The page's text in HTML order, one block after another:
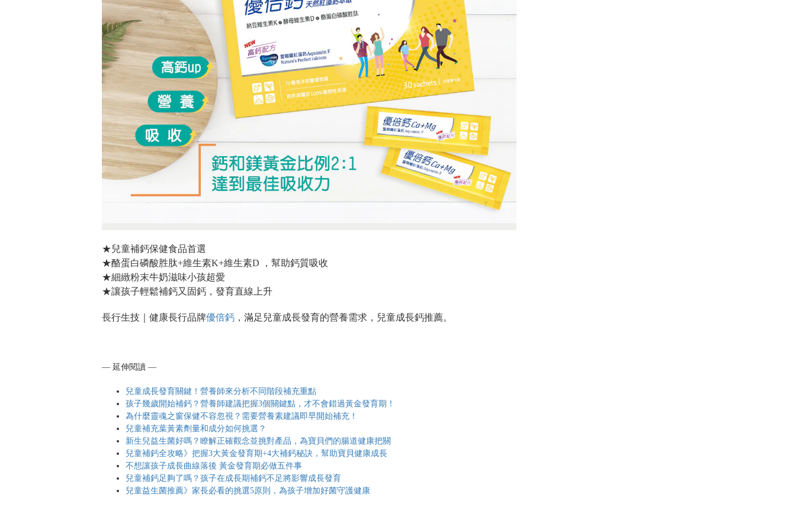
★兒童補鈣保健食品首選
★酪蛋白磷酸胜肽+維生素K+維生素D ，幫助鈣質吸收
★細緻粉末牛奶滋味小孩超愛
★讓孩子輕鬆補鈣又固鈣，發育直線上升
長行生技｜健康長行品牌優倍鈣 ，滿足兒童成長發育的營養需求，兒童成長鈣推薦。
— 延伸閱讀 —
兒童成長發育關鍵！營養師來分析不同階段補充重點
孩子幾歲開始補鈣？營養師建議把握3個關鍵點，才不會錯過黃金發育期！
為什麼靈魂之窗保健不容忽視？需要營養素建議即早開始補充！
兒童補充葉黃素劑量和成分如何挑選？
新生兒益生菌好嗎？瞭解正確觀念並挑對產品，為寶貝們的腸道健康把關
兒童補鈣全攻略》把握3大黃金發育期+4大補鈣秘訣，幫助寶貝健康成長
不想讓孩子成長曲線落後 黃金發育期必做五件事
兒童補鈣足夠了嗎？孩子在成長期補鈣不足將影響成長發育
兒童益生菌推薦》家長必看的挑選5原則，為孩子增加好菌守護健康